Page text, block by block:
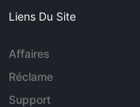
Liens Du Site
Affaires
Réclame
Support